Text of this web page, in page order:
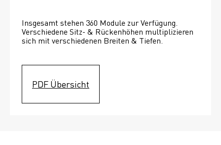
Insgesamt stehen 360 Module zur Verfügung.
Verschiedene Sitz- & Rückenhöhen multiplizieren
sich mit verschiedenen Breiten & Tiefen.
PDF Übersicht